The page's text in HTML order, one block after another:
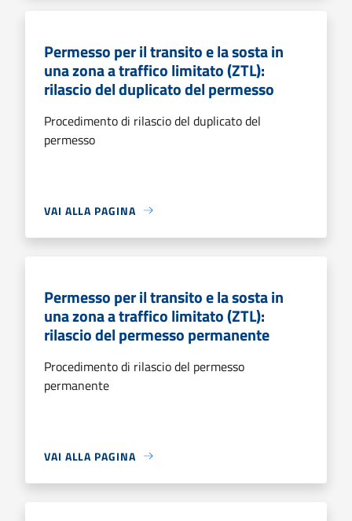
Permesso per il transito e la sosta in
una zona a traffico limitato (ZTL):
rilascio del duplicato del permesso
Procedimento di rilascio del duplicato del
permesso
VAI ALLA PAGINA
Permesso per il transito e la sosta in
una zona a traffico limitato (ZTL):
rilascio del permesso permanente
Procedimento di rilascio del permesso
permanente
VAI ALLA PAGINA